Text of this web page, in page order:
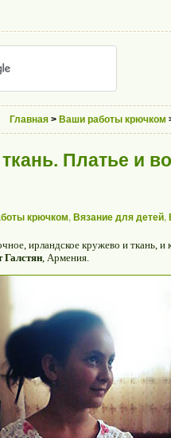
Главная > Ваши работы крючком
Платье и
крючком, Вязание для детей,
ирландское кружево и ткань,
Галстян, Армения.